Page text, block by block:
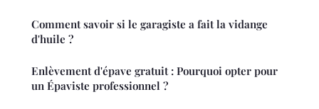
Comment savoir si le garagiste a fait la vidange
d'huile ?
Enlèvement d'épave gratuit : Pourquoi opter pour
un Épaviste professionnel ?